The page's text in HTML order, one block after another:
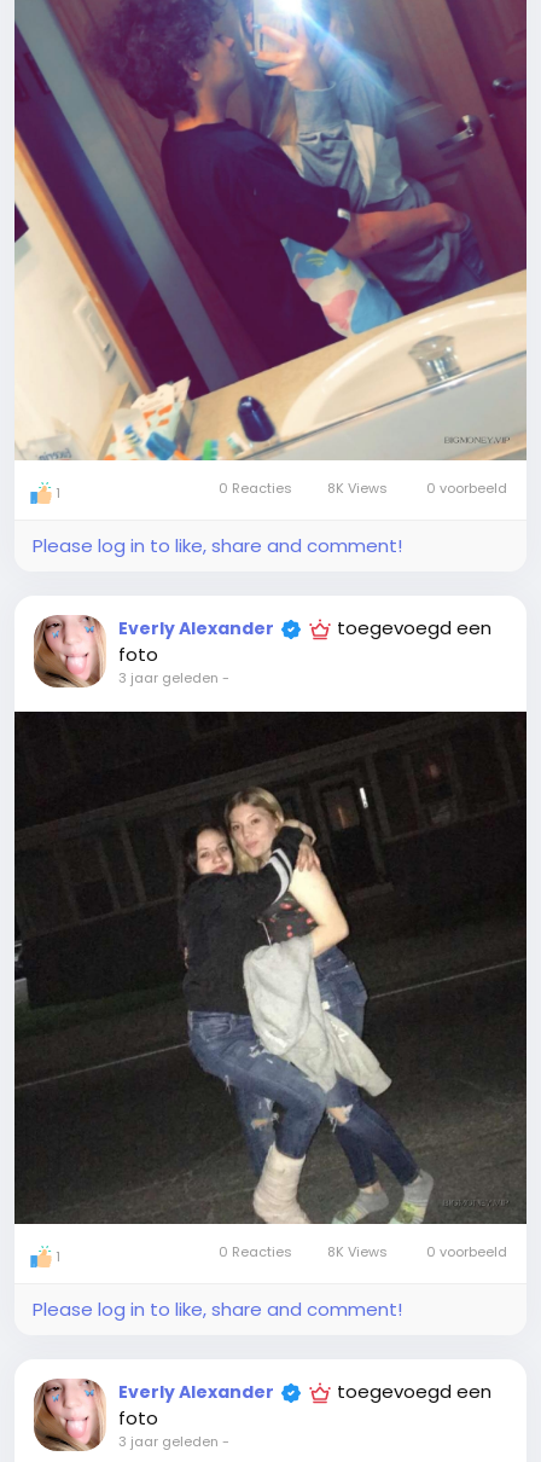
1 0 Reacties 8K Views 0 voorbeeld
Please log in to like, share and comment!
Everly Alexander
toegevoegd een
foto
3 jaar geleden -
1 0 Reacties 8K Views 0 voorbeeld
Please log in to like, share and comment!
Everly Alexander
toegevoegd een
foto
3 jaar geleden -